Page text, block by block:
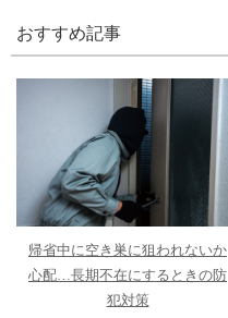
おすすめ記事
帰省中に空き巣に狙われないか
心配…長期不在にするときの防
犯対策